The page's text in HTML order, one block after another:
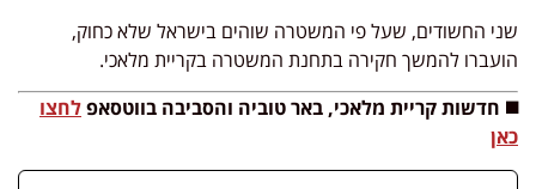
שני החשודים, שעל פי המשטרה שוהים בישראל שלא כחוק,
הועברו להמשך חקירה בתחנת המשטרה בקריית מלאכי.
◼️ חדשות קריית מלאכי, באר טוביה והסביבה בווטסאפלחצו
כאן